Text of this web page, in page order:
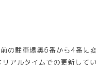
の駐車場奥6番から4番に
アルタイムでの更新して